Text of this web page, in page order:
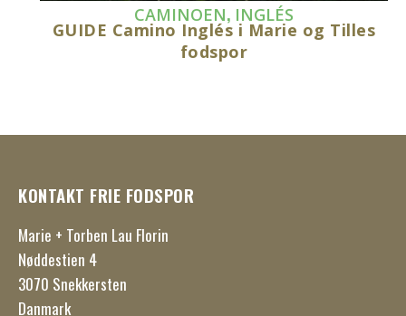
CAMINOEN, INGLÉS
GUIDE Camino Inglés i Marie og Tilles
fodspor
KONTAKT FRIE FODSPOR
Marie + Torben Lau Florin
Nøddestien 4
3070 Snekkersten
Danmark